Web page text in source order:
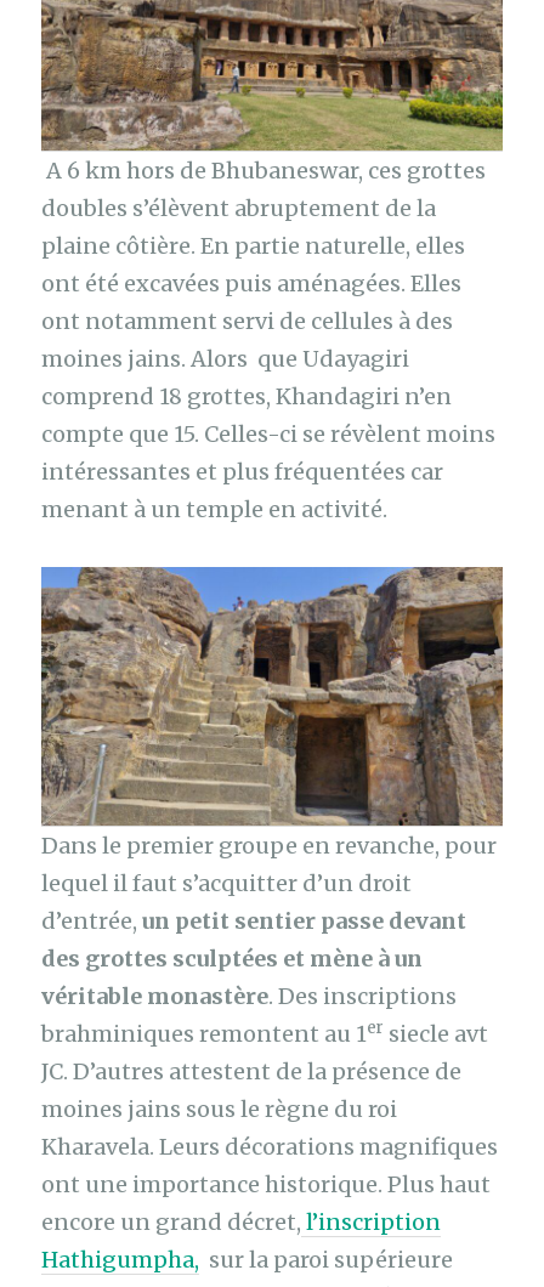
A 6 km hors de Bhubaneswar, ces grottes
doubles s’élèvent abruptement de la
plaine côtière. En partie naturelle, elles
ont été excavées puis aménagées. Elles
ont notamment servi de cellules à des
moines jains. Alors que Udayagiri
comprend 18 grottes, Khandagiri n’en
compte que 15. Celles-ci se révèlent moins
intéressantes et plus fréquentées car
menant à un temple en activité.
Dans le premier groupe en revanche, pour
lequel il faut s’acquitter d’un droit
d’entrée,un petit sentier passe devant
des grottes sculptées et mène à un
véritable monastère. Des inscriptions
brahminiques remontent au 1er siecle avt
JC. D’autres attestent de la présence de
moines jains sous le règne du roi
Kharavela. Leurs décorations magnifiques
ont une importance historique. Plus haut
encore un grand décret, l’inscription
Hathigumpha, sur la paroi supérieure